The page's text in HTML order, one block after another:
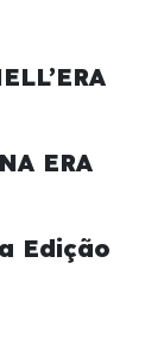
ERA
Edição